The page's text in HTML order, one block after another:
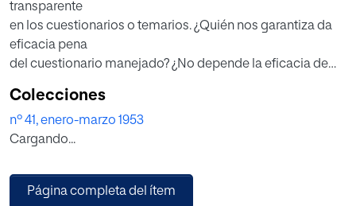
transparente
en los cuestionarios o temarios. ¿Quién nos garantiza da
eficacia pena
del cuestionario manejado? ¿No depende la eficacia de
o de los objetivos postulados? Necesitamos, en cuanto
hombres,
puntos de apoyo o criterios que nos permitan prever el
El vaivén pedagógico hunde o eleva cuestionarios para
reelevarlos o
Colecciones
nº 41, enero-marzo 1953
Cargando...
Página completa del ítem